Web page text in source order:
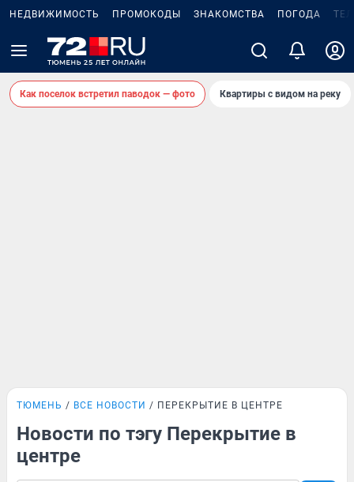
НЕДВИЖИМОСТЬ ПРОМОКОДЫ ЗНАКОМСТВА ПОГОДА
Как поселок встретил паводок — фото Квартиры с видом на реку
ТЮМЕНЬ ВСЕ НОВОСТИ ПЕРЕКРЫТИЕ В ЦЕНТРЕ
Новости по тэгу Перекрытие в
центре